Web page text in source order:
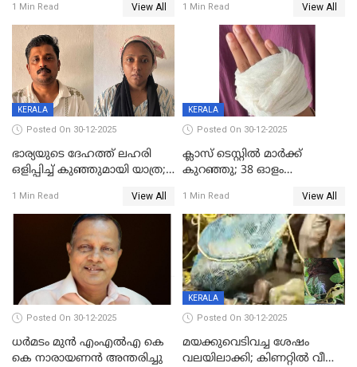
മലയാളി യുവാവിന്റെ ഭാര്യയും
മരിച്ചു
1 Min Read View All
നോട്ടീസയച്ച് ഉമാ തോമസ്
1 Min Read View All
KERALA
Posted On 30-12-2025
ഭാര്യയുടെ ദേഹത്ത് ലഹരി
ഒളിപ്പിച്ച് കുഞ്ഞുമായി യാത്ര;
പിടികൂടി പൊലീസ്
1 Min Read View All
KERALA
Posted On 30-12-2025
ക്ലാസ് ടെസ്റ്റിൽ മാർക്ക്
കുറഞ്ഞു; 38 ഓളം
സെന്ററിലെ അധ്യാപകന്‍
മർദിച്ചതായി പരാതി
1 Min Read View All
Posted On 30-12-2025
ധർമടം മുൻ എംഎല്‍എ കെ
കെ നാരായണന്‍ അന്തരിച്ചു
KERALA
Posted On 30-12-2025
മയക്കുവെടിവച്ച ശേഷം
വലയിലാക്കി; കിണറ്റിൽ വീണ